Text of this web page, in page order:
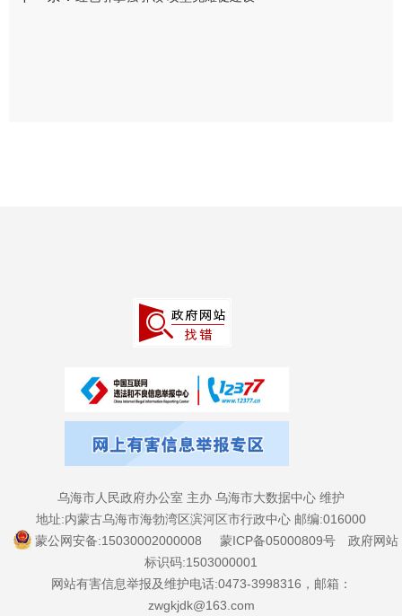
乌海市人民政府办公室 主办 乌海市大数据中心 维护
地址:内蒙古乌海市海勃湾区滨河区市行政中心 邮编:016000
蒙公网安备:15030002000008
蒙ICP备05000809号
政府网站
标识码:1503000001
网站有害信息举报及维护电话:0473-3998316，邮箱：
zwgkjdk@163.com